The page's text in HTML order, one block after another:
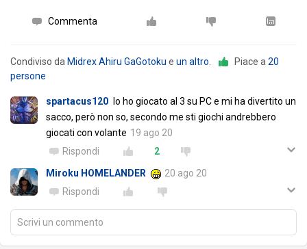
Commenta
Condiviso da Midrex Ahiru GaGotoku e un altro Piace a 20
persone
spartacus120
Io ho giocato al 3 su PC e mi ha divertito un
sacco, però non so, secondo me sti giochi andrebbero
giocati con volante 19 ago 20
Rispondi
2
Miroku HOMELANDER
20 ago 20
Rispondi
Scrivi un commento